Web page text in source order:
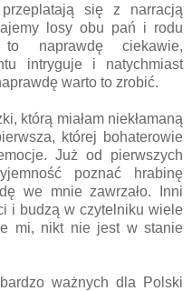
się z narracją
losy obu pań i rodu
naprawdę ciekawie,
intryguje i natychmiast
warto to zrobić.
którą miałam niekłamaną
której bohaterowie
Już od pierwszych
poznać hrabinę
we mnie zawrzało. Inni
i budzą w czytelniku wiele
mi, nikt nie jest w stanie
ważnych dla Polski